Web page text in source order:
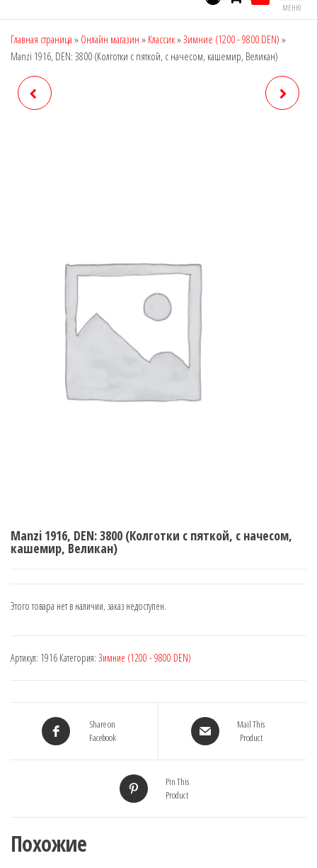
МЕНЮ
Главная страница » Онлайн магазин » Классик» Зимние (1200 - 9800 DEN) »
Manzi 1916, DEN: 3800 (Колготки с пяткой, с начесом, кашемир, Великан)
Manzi 1916, DEN: 3800 (Колготки с пяткой, с начесом,
кашемир, Великан)
Этого товара нет в наличии, заказ недоступен.
Артикул: 1916 Категория: Зимние (1200 - 9800 DEN)
Share on
Facebook
Mail This
Product
Pin This
Product
Похожие